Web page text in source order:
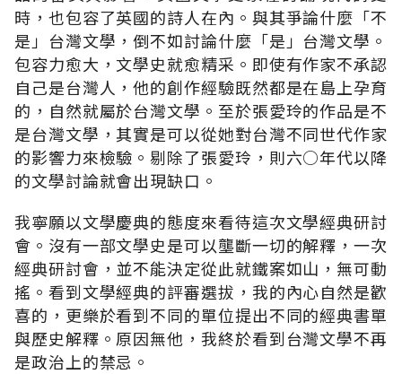
時，也包容了英國的詩人在內。與其爭論什麼「不
是」台灣文學，倒不如討論什麼「是」台灣文學。
包容力愈大，文學史就愈精采。即使有作家不承認
自己是台灣人，他的創作經驗既然都是在島上孕育
的，自然就屬於台灣文學。至於張愛玲的作品是不
是台灣文學，其實是可以從她對台灣不同世代作家
的影響力來檢驗。剔除了張愛玲，則六○年代以降
的文學討論就會出現缺口。
我寧願以文學慶典的態度來看待這次文學經典研討
會。沒有一部文學史是可以壟斷一切的解釋，一次
經典研討會，並不能決定從此就鐵案如山，無可動
搖。看到文學經典的評審選拔，我的內心自然是歡
喜的，更樂於看到不同的單位提出不同的經典書單
與歷史解釋。原因無他，我終於看到台灣文學不再
是政治上的禁忌。